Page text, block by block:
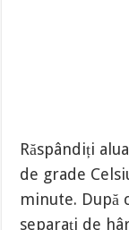
Răspândiți
de grade
minute. După
separați de